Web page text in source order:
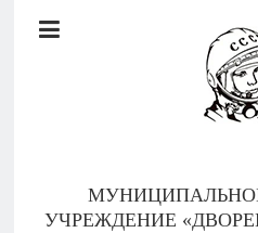
Документы
УЧРЕЖДЕНИЕ